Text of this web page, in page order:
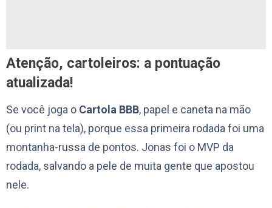
Atenção, cartoleiros: a pontuação
atualizada!
Se você joga o Cartola BBB, papel e caneta na mão
(ou print na tela), porque essa primeira rodada foi uma
montanha-russa de pontos. Jonas foi o MVP da
rodada, salvando a pele de muita gente que apostou
nele.